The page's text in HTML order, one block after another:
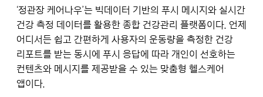
‘정관장 케어나우’는 빅데이터 기반의 푸시 메시지와 실시간
건강 측정 데이터를 활용한 종합 건강관리 플랫폼이다. 언제
어디서든 쉽고 간편하게 사용자의 운동량을 측정한 건강
리포트를 받는 동시에 푸시 응답에 따라 개인이 선호하는
컨텐츠와 메시지를 제공받을 수 있는 맞춤형 헬스케어
앱이다.